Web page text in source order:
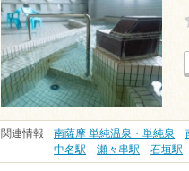
関連情報 南薩摩 単純温泉・単純泉
中名駅
瀬々串駅 石垣駅